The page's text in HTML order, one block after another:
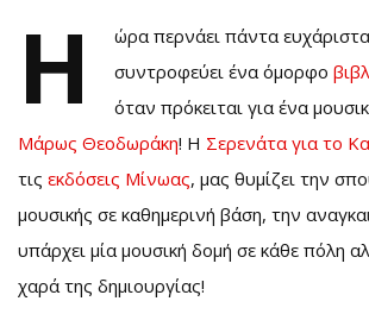
Η
ώρα περνάει πάντα
συντροφεύει ένα όμορφο
όταν πρόκειται για ένα
Μάρως Θεοδωράκη! Η Σερενάτα για το
τις εκδόσεις Μίνωας, μας θυμίζει την
μουσικής σε καθημερινή βάση, την
υπάρχει μία μουσική δομή σε κάθε πόλη
χαρά της δημιουργίας!